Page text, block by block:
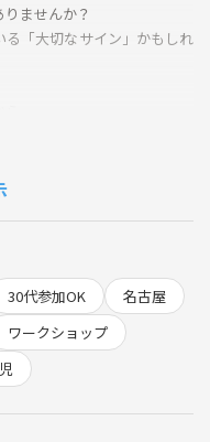
ませんか？
「大切なサイン」かもしれ
法を探っていく
です(*^^*)
30代参加OK
名古屋
ワークショップ